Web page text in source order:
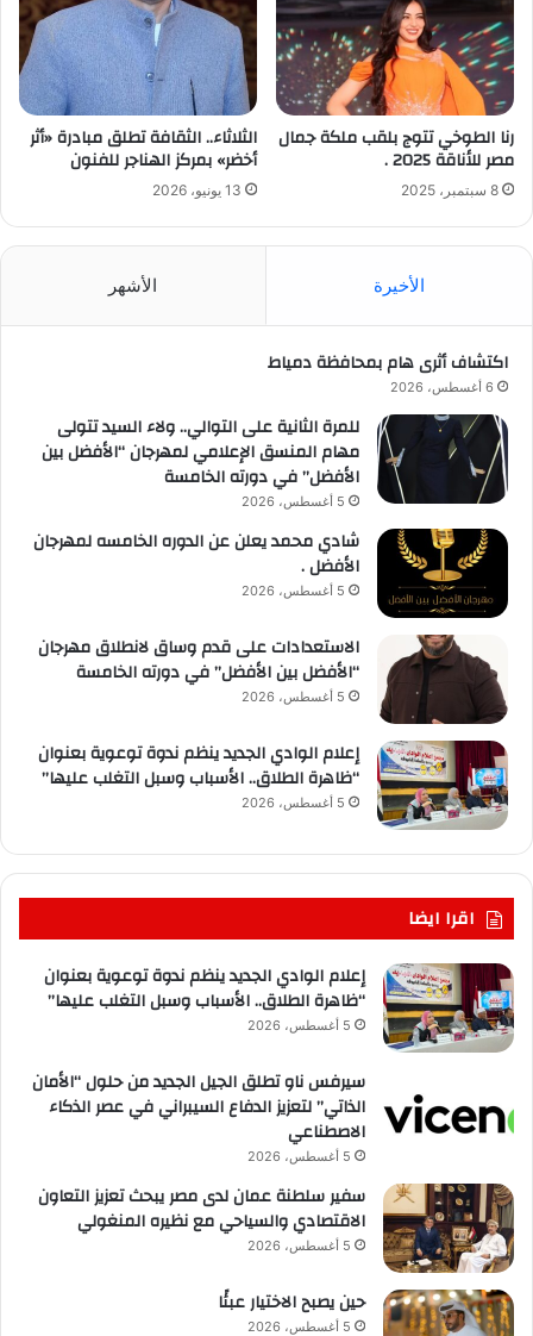
رنا الطوخي تتوج بلقب ملكة جمال
مصر للأناقة 2025 .
8 سبتمبر، 2025
الثلاثاء.. الثقافة تطلق مبادرة «أثر
أخضر» بمركز الهناجر للفنون
13 يونيو، 2026
الأخيرة الأشهر
اكتشاف أثرى هام بمحافظة دمياط
6 أغسطس، 2026
للمرة الثانية على التوالي.. ولاء السيد تتولى
مهام المنسق الإعلامي لمهرجان “الأفضل بين
الأفضل” في دورته الخامسة
5 أغسطس، 2026
شادي محمد يعلن عن الدوره الخامسه لمهرجان
الأفضل .
5 أغسطس، 2026
الاستعدادات على قدم وساق لانطلاق مهرجان
“الأفضل بين الأفضل” في دورته الخامسة
5 أغسطس، 2026
إعلام الوادي الجديد ينظم ندوة توعوية بعنوان
“ظاهرة الطلاق.. الأسباب وسبل التغلب عليها”
5 أغسطس، 2026
اقرا ايضا
إعلام الوادي الجديد ينظم ندوة توعوية بعنوان
“ظاهرة الطلاق.. الأسباب وسبل التغلب عليها”
5 أغسطس، 2026
سيرفس ناو تطلق الجيل الجديد من حلول “الأمان
الذاتي” لتعزيز الدفاع السيبراني في عصر الذكاء
الاصطناعي
5 أغسطس، 2026
سفير سلطنة عمان لدى مصر يبحث تعزيز التعاون
الاقتصادي والسياحي مع نظيره المنغولي
5 أغسطس، 2026
حين يصبح الاختيار عبئًا
5 أغسطس، 2026